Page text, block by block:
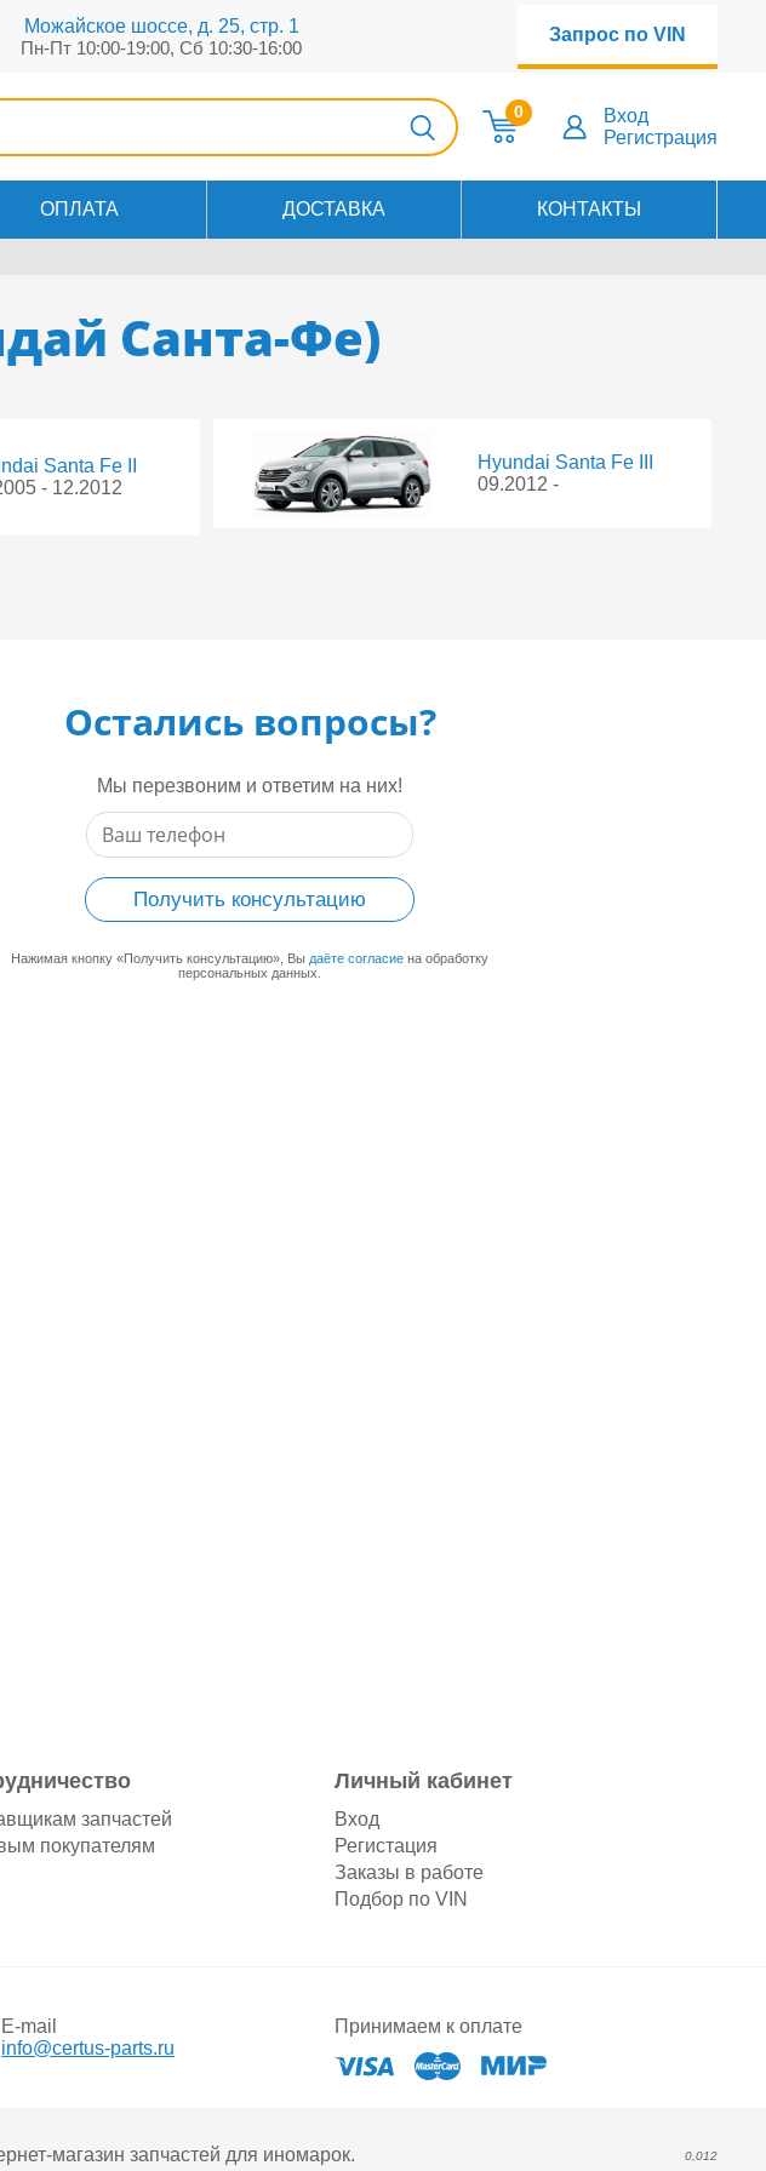
Можайское шоссе, д. 25, стр. 1
Пн-Пт 10:00-19:00, Сб 10:30-16:00
Запрос по VIN
0
Вход
Регистрация
ОПЛАТА ДОСТАВКА КОНТАКТЫ
Санта-Фе)
Santa Fe II
- 12.2012
Hyundai Santa Fe III
09.2012 -
Остались вопросы?
Мы перезвоним и ответим на них!
Получить консультацию
Нажимая кнопку «Получить консультацию», Вы даёте согласие на обработку
персональных данных.
запчастей
покупателям
Личный кабинет
Вход
Регистация
Заказы в работе
Подбор по VIN
E-mail
info@certus-parts.ru
Принимаем к оплате
магазин запчастей для иномарок. 0,012